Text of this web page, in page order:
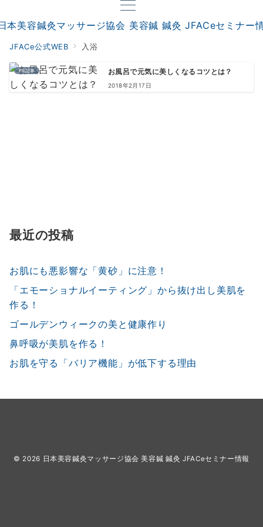
JFACe公式WEB 入浴
PR記事 お風呂で元気に美しくなるコツとは？
2018年2月17日
最近の投稿
お肌にも悪影響な「黄砂」に注意！
「エモーショナルイーティング」から抜け出し美肌を
作る！
ゴールデンウィークの美と健康作り
鼻呼吸が美肌を作る！
お肌を守る「バリア機能」が低下する理由
© 2026 日本美容鍼灸マッサージ協会 美容鍼 鍼灸 JFACeセミナー情報